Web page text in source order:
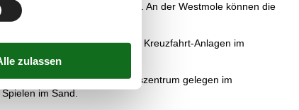
– einbezogen werden. An der Westmole können die
betrachtet werden, wie die Kreuzfahrt-Anlagen im
das Robben-Forschungszentrum gelegen im
im Sand.